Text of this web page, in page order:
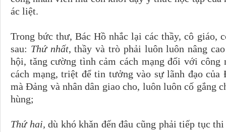
ác liệt.
Trong bức thư, Bác Hồ nhắc lại các thầy, cô giáo,
sau: Thứ nhất, thầy và trò phải luôn luôn nâng
hội, tǎng cường tình cảm cách mạng đối với
cách mạng, triệt để tin tưởng vào sự lãnh đạo của
mà Đảng và nhân dân giao cho, luôn luôn cố gắng
hùng;
Thứ hai, dù khó khǎn đến đâu cũng phải tiếp tục